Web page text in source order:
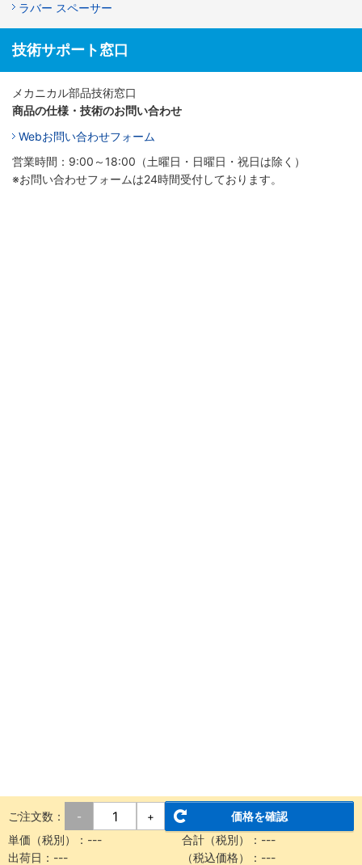
ラバー スペーサー
技術サポート窓口
メカニカル部品技術窓口
商品の仕様・技術のお問い合わせ
Webお問い合わせフォーム
営業時間：9:00～18:00（土曜日・日曜日・祝日は除く）
※お問い合わせフォームは24時間受付しております。
ご注文数： - +
価格を確認
単価（税別）： --- 合計（税別）： ---
出荷日： --- （税込価格）： ---